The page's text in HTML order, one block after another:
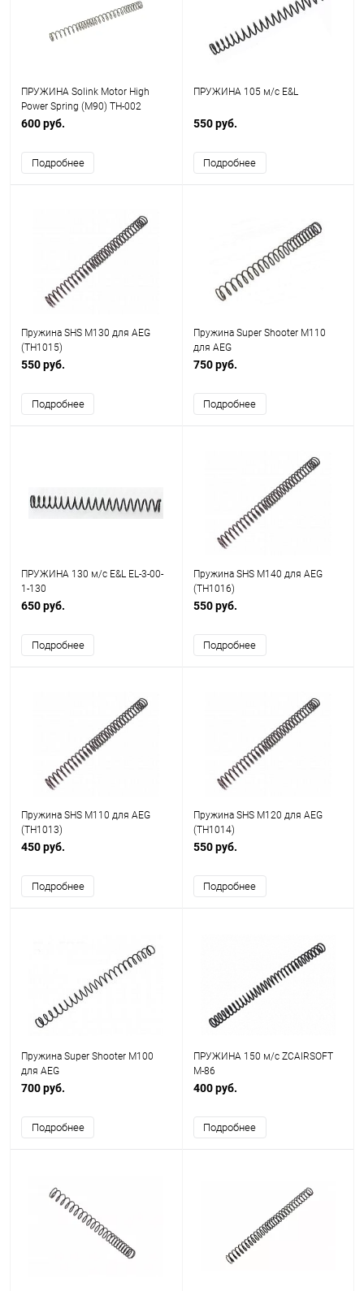
ПРУЖИНА Solink Motor High
Power Spring (M90) TH-002
600 руб.
Подробнее
ПРУЖИНА 105 м/с E&L
550 руб.
Подробнее
Пружина SHS M130 для AEG
(TH1015)
550 руб.
Подробнее
Пружина Super Shooter M110
для AEG
750 руб.
Подробнее
ПРУЖИНА 130 м/с E&L EL-3-00-
1-130
650 руб.
Подробнее
Пружина SHS M140 для AEG
(TH1016)
550 руб.
Подробнее
Пружина SHS M110 для AEG
(TH1013)
450 руб.
Подробнее
Пружина SHS M120 для AEG
(TH1014)
550 руб.
Подробнее
Пружина Super Shooter M100
для AEG
700 руб.
Подробнее
ПРУЖИНА 150 м/с ZCAIRSOFT
M-86
400 руб.
Подробнее